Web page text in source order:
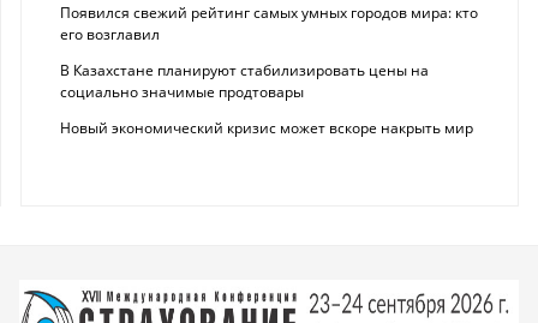
Появился свежий рейтинг самых умных городов мира: кто
его возглавил
В Казахстане планируют стабилизировать цены на
социально значимые продтовары
Новый экономический кризис может вскоре накрыть мир